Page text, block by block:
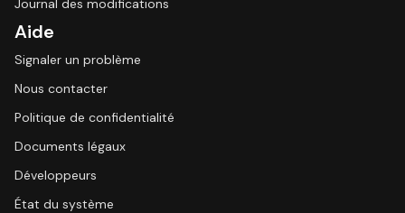
Journal des modifications
Aide
Signaler un problème
Nous contacter
Politique de confidentialité
Documents légaux
Développeurs
État du système